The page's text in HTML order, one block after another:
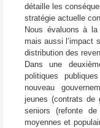
détaille les
stratégie actuelle
Nous évaluons à
mais aussi l’impact
distribution des
Dans une
politiques
nouveau
jeunes (contrats de
seniors (refonte
moyennes et